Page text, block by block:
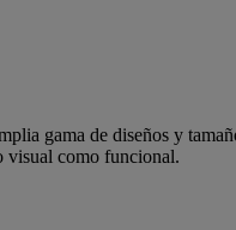
gama de diseños y
visual como funcional.